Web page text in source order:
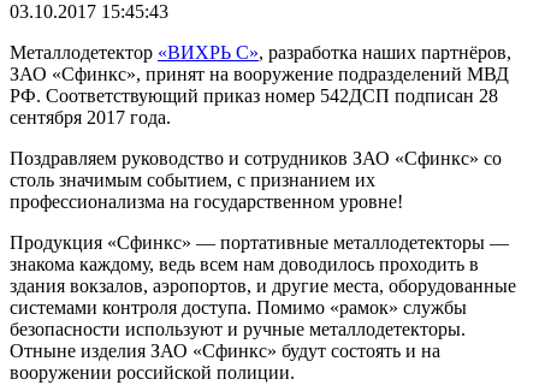
03.10.2017 15:45:43
Металлодетектор «ВИХРЬ С», разработка наших партнёров,
ЗАО «Сфинкс», принят на вооружение подразделений МВД
РФ. Соответствующий приказ номер 542ДСП подписан 28
сентября 2017 года.
Поздравляем руководство и сотрудников ЗАО «Сфинкс» со
столь значимым событием, с признанием их
профессионализма на государственном уровне!
Продукция «Сфинкс» — портативные металлодетекторы —
знакома каждому, ведь всем нам доводилось проходить в
здания вокзалов, аэропортов, и другие места, оборудованные
системами контроля доступа. Помимо «рамок» службы
безопасности используют и ручные металлодетекторы.
Отныне изделия ЗАО «Сфинкс» будут состоять и на
вооружении российской полиции.